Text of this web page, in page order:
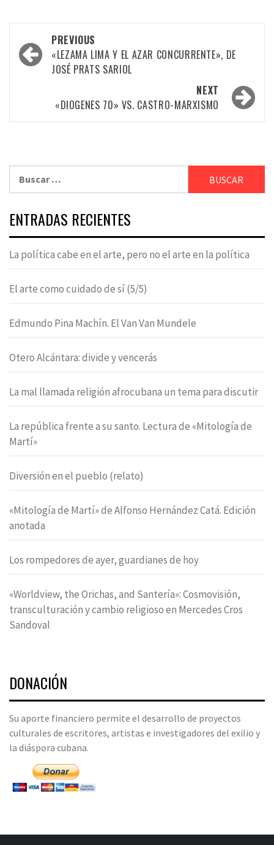
Post
navigation
PREVIOUS
«LEZAMA LIMA Y EL AZAR CONCURRENTE», DE
JOSÉ PRATS SARIOL
NEXT
«DIOGENES 70» VS. CASTRO-MARXISMO
ENTRADAS RECIENTES
La política cabe en el arte, pero no el arte en la política
El arte como cuidado de sí (5/5)
Edmundo Pina Machín. El Van Van Mundele
Otero Alcántara: divide y vencerás
La mal llamada religión afrocubana un tema para discutir
La república frente a su santo. Lectura de «Mitología de
Martí»
Diversión en el pueblo (relato)
«Mitología de Martí» de Alfonso Hernández Catá. Edición
anotada
Los rompedores de ayer, guardianes de hoy
«Worldview, the Orichas, and Santería»: Cosmovisión,
transculturación y cambio religioso en Mercedes Cros
Sandoval
DONACIÓN
Su aporte financiero permite el desarrollo de proyectos
culturales de escritores, artistas e investigadores del exilio y
la diáspora cubana.